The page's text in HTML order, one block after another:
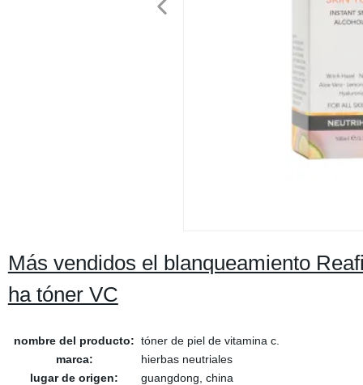
Más vendidos el blanqueamiento
ha tóner VC
nombre del producto: tóner de piel de vitamina c.
marca:
hierbas neutriales
lugar de origen:
guangdong, china